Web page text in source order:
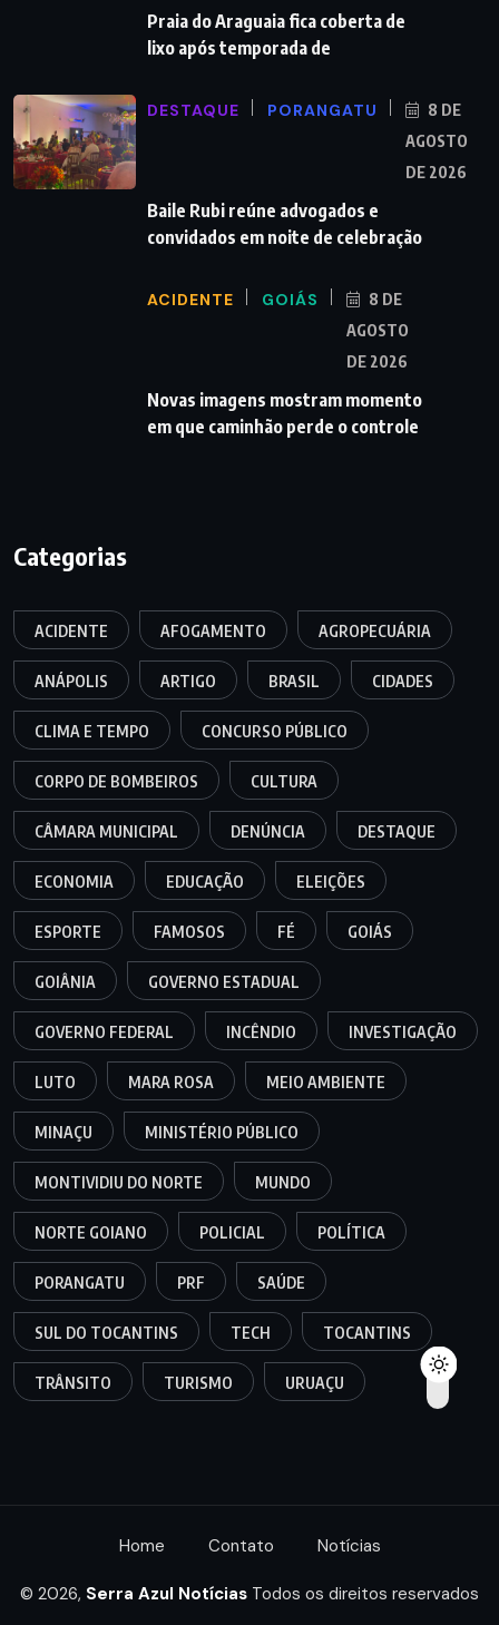
Praia do Araguaia fica coberta de
lixo após temporada de
DESTAQUE PORANGATU
8 DE
AGOSTO
DE 2026
Baile Rubi reúne advogados e
convidados em noite de celebração
ACIDENTE GOIÁS
8 DE
AGOSTO
DE 2026
Novas imagens mostram momento
em que caminhão perde o controle
Categorias
ACIDENTE AFOGAMENTO AGROPECUÁRIA
ANÁPOLIS ARTIGO BRASIL CIDADES
CLIMA E TEMPO CONCURSO PÚBLICO
CORPO DE BOMBEIROS CULTURA
CÂMARA MUNICIPAL DENÚNCIA DESTAQUE
ECONOMIA EDUCAÇÃO ELEIÇÕES
ESPORTE FAMOSOS FÉ GOIÁS
GOIÂNIA GOVERNO ESTADUAL
GOVERNO FEDERAL INCÊNDIO INVESTIGAÇÃO
LUTO MARA ROSA MEIO AMBIENTE
MINAÇU MINISTÉRIO PÚBLICO
MONTIVIDIU DO NORTE MUNDO
NORTE GOIANO POLICIAL POLÍTICA
PORANGATU PRF SAÚDE
SUL DO TOCANTINS TECH TOCANTINS
TRÂNSITO TURISMO URUAÇU
Home Contato Notícias
© 2026, Serra Azul Notícias Todos os direitos reservados